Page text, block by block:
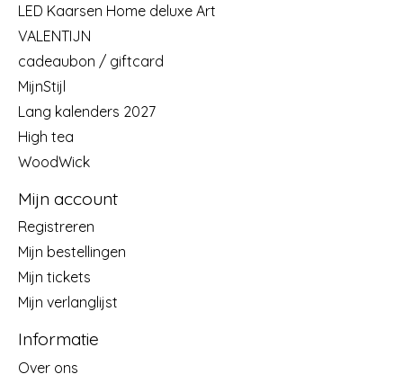
LED Kaarsen Home deluxe Art
VALENTIJN
cadeaubon / giftcard
MijnStijl
Lang kalenders 2027
High tea
WoodWick
Mijn account
Registreren
Mijn bestellingen
Mijn tickets
Mijn verlanglijst
Informatie
Over ons